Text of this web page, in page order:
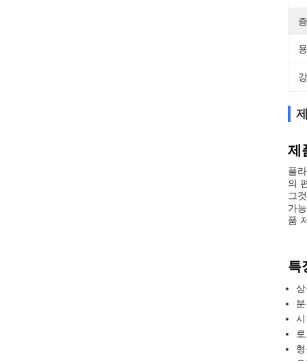
제
플
의
그
가
품
특